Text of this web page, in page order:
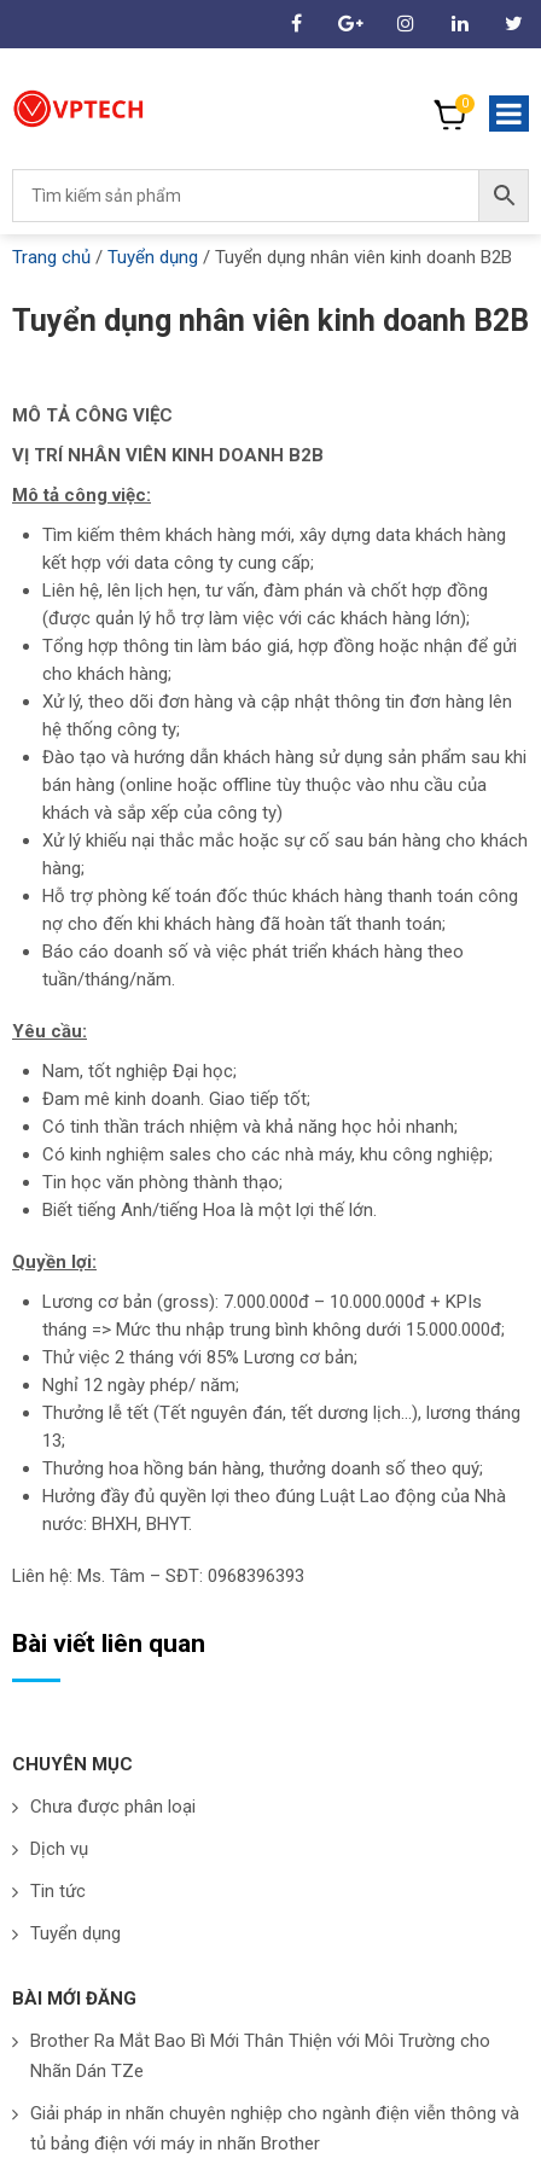
0
Trang chủ / Tuyển dụng / Tuyển dụng nhân viên kinh doanh B2B
Tuyển dụng nhân viên kinh doanh B2B
MÔ TẢ CÔNG VIỆC
VỊ TRÍ NHÂN VIÊN KINH DOANH B2B
Mô tả công việc:
Tìm kiếm thêm khách hàng mới, xây dựng data khách hàng
kết hợp với data công ty cung cấp;
Liên hệ, lên lịch hẹn, tư vấn, đàm phán và chốt hợp đồng
(được quản lý hỗ trợ làm việc với các khách hàng lớn);
Tổng hợp thông tin làm báo giá, hợp đồng hoặc nhận để gửi
cho khách hàng;
Xử lý, theo dõi đơn hàng và cập nhật thông tin đơn hàng lên
hệ thống công ty;
Đào tạo và hướng dẫn khách hàng sử dụng sản phẩm sau khi
bán hàng (online hoặc offline tùy thuộc vào nhu cầu của
khách và sắp xếp của công ty)
Xử lý khiếu nại thắc mắc hoặc sự cố sau bán hàng cho khách
hàng;
Hỗ trợ phòng kế toán đốc thúc khách hàng thanh toán công
nợ cho đến khi khách hàng đã hoàn tất thanh toán;
Báo cáo doanh số và việc phát triển khách hàng theo
tuần/tháng/năm.
Yêu cầu:
Nam, tốt nghiệp Đại học;
Đam mê kinh doanh. Giao tiếp tốt;
Có tinh thần trách nhiệm và khả năng học hỏi nhanh;
Có kinh nghiệm sales cho các nhà máy, khu công nghiệp;
Tin học văn phòng thành thạo;
Biết tiếng Anh/tiếng Hoa là một lợi thế lớn.
Quyền lợi:
Lương cơ bản (gross): 7.000.000đ – 10.000.000đ + KPIs
tháng => Mức thu nhập trung bình không dưới 15.000.000đ;
Thử việc 2 tháng với 85% Lương cơ bản;
Nghỉ 12 ngày phép/ năm;
Thưởng lễ tết (Tết nguyên đán, tết dương lịch…), lương tháng
13;
Thưởng hoa hồng bán hàng, thưởng doanh số theo quý;
Hưởng đầy đủ quyền lợi theo đúng Luật Lao động của Nhà
nước: BHXH, BHYT.
Liên hệ: Ms. Tâm – SĐT: 0968396393
Bài viết liên quan
CHUYÊN MỤC
Chưa được phân loại
Dịch vụ
Tin tức
Tuyển dụng
BÀI MỚI ĐĂNG
Brother Ra Mắt Bao Bì Mới Thân Thiện với Môi Trường cho
Nhãn Dán TZe
Giải pháp in nhãn chuyên nghiệp cho ngành điện viễn thông và
tủ bảng điện với máy in nhãn Brother